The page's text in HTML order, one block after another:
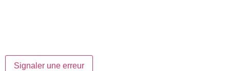
Signaler une erreur